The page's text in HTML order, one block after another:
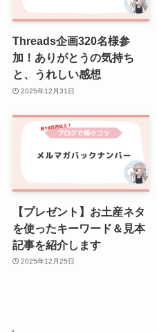
Threads企画320名様参
加！ありがとうの気持ち
と、うれしい感想
2025年12月31日
【プレゼント】お土産ネタ
を使ったキーワード＆見本
記事を紹介します
2025年12月25日